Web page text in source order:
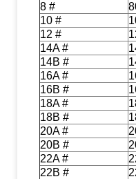
8 #
10 #
12 #
14A #
14B #
16A #
16B #
18A #
18B #
20A #
20B #
22A #
22B #